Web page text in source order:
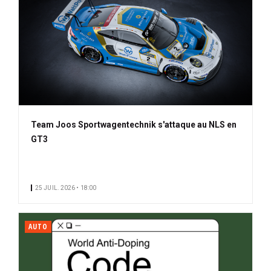
Team Joos Sportwagentechnik s'attaque au NLS en
GT3
25 JUIL. 2026 • 18:00
AUTO